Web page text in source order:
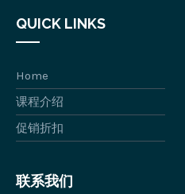
QUICK LINKS
Home
课程介绍
促销折扣
联系我们